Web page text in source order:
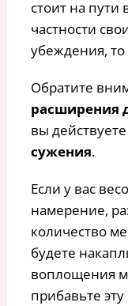
стоит на пути
частности
убеждения,
Обратите
расширения
вы
сужения.
Если у вас
намерение,
количество
будете
воплощения
прибавьте